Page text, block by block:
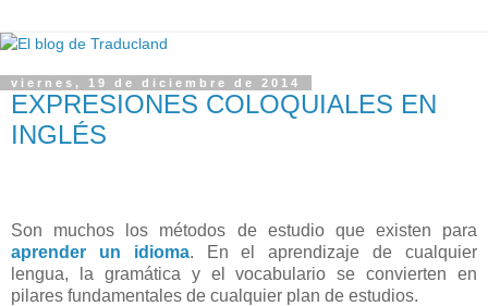
viernes, 19 de diciembre de 2014
EXPRESIONES COLOQUIALES EN
INGLÉS
Son muchos los métodos de estudio que existen para
aprender un idioma. En el aprendizaje de cualquier
lengua, la gramática y el vocabulario se convierten en
pilares fundamentales de cualquier plan de estudios.